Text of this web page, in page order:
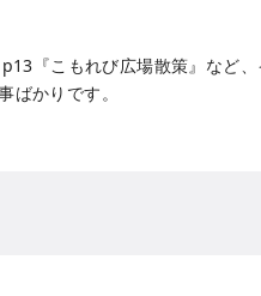
『こもれび広場散策』など
ばかりです。